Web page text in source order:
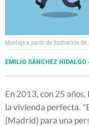
Montaje a partir de ilustración de
EMILIO SÁNCHEZ HIDALGO
En 2013, con 25
la vivienda perfecta.
(Madrid) para una